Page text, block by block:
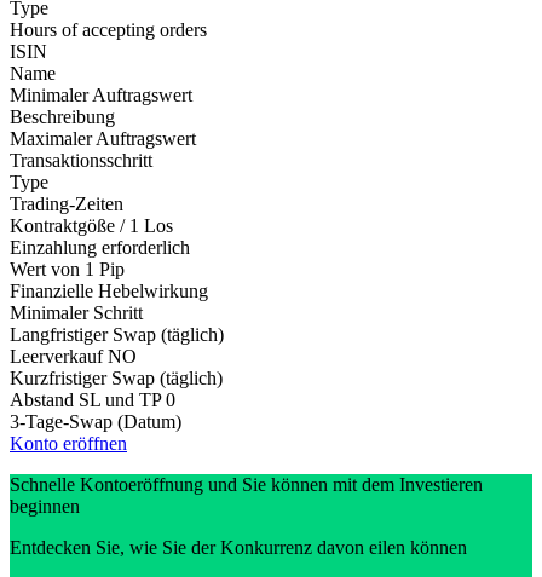
Type
Hours of accepting orders
ISIN
Name
Minimaler Auftragswert
Beschreibung
Maximaler Auftragswert
Transaktionsschritt
Type
Trading-Zeiten
Kontraktgöße / 1 Los
Einzahlung erforderlich
Wert von 1 Pip
Finanzielle Hebelwirkung
Minimaler Schritt
Langfristiger Swap (täglich)
Leerverkauf NO
Kurzfristiger Swap (täglich)
Abstand SL und TP 0
3-Tage-Swap (Datum)
Konto eröffnen
Schnelle Kontoeröffnung und Sie können mit dem Investieren
beginnen
Entdecken Sie, wie Sie der Konkurrenz davon eilen können